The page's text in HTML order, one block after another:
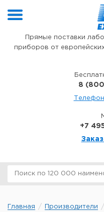
Прямые поставки
приборов от
8
+7
Главная Производители